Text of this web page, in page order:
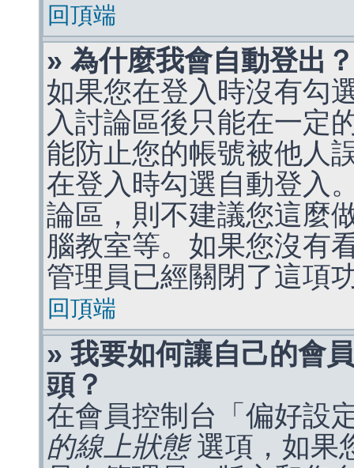
回頂端
» 為什麼我會自動登出？
如果您在登入時沒有勾
入討論區後只能在一定
能防止您的帳號被他人
在登入時勾選自動登入
論區，則不建議您這麼
腦教室等。如果您沒有
管理員已經關閉了這項
回頂端
» 我要如何讓自己的會
頭？
在會員控制台「偏好設
的線上狀態選項，如果